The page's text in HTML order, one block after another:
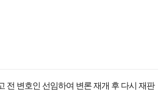
전 변호인 선임하여 변론 재개 후 다시 재판